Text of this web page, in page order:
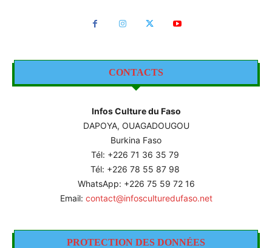
CONTACTS
Infos Culture du Faso
DAPOYA, OUAGADOUGOU
Burkina Faso
Tél: +226 71 36 35 79
Tél: +226 78 55 87 98
WhatsApp: +226 75 59 72 16
Email: contact@infosculturedufaso.net
PROTECTION DES DONNÉES